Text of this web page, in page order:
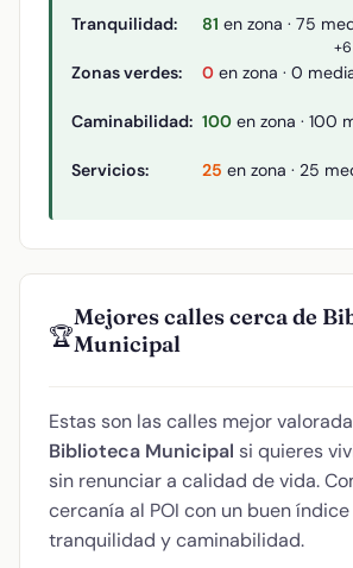
Tranquilidad: 81 en zona · 75
Zonas verdes: 0 en zona · 0
Caminabilidad: 100 en zona · 100
Servicios: 25 en zona · 25
🏆
Mejores calles cerca de
Municipal
Estas son las calles mejor
Biblioteca Municipal si quieres
sin renunciar a calidad de vida.
cercanía al POI con un buen
tranquilidad y caminabilidad.